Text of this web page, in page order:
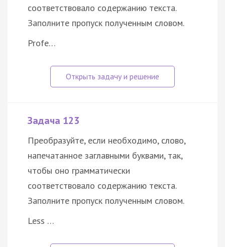
соответствовало содержанию текста.
Заполните пропуск полученным словом.
Profe…
Задача 123
Преобразуйте, если необходимо, слово,
напечатанное заглавными буквами, так,
чтобы оно грамматически
соответствовало содержанию текста.
Заполните пропуск полученным словом.
Less …